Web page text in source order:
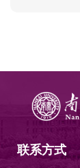
联系方式